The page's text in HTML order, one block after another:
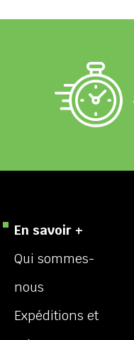
En savoir +
Qui sommes-
nous
Expéditions et